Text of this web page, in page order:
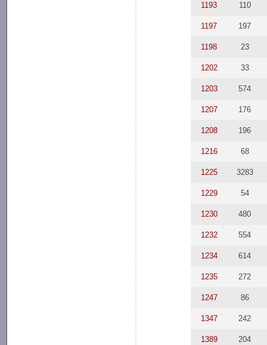
1193 110
1197 197
1198 23
1202 33
1203 574
1207 176
1208 196
1216 68
1225 3283
1229 54
1230 480
1232 554
1234 614
1235 272
1247 86
1347 242
1389 204